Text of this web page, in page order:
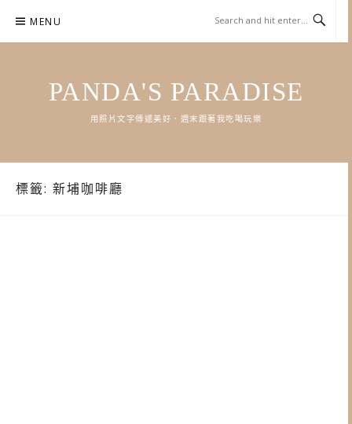
content
MENU
PANDA'S PARADISE
用照片文字傳遞美好．週末跟著我吃喝玩樂
標籤: 新埔咖啡廳